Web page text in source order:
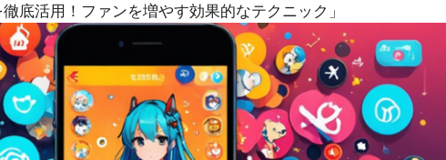
底活用！ファンを増やす効果的なテクニック」